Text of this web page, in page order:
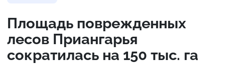
Площадь поврежденных
лесов Приангарья
сократилась на 150 тыс. га